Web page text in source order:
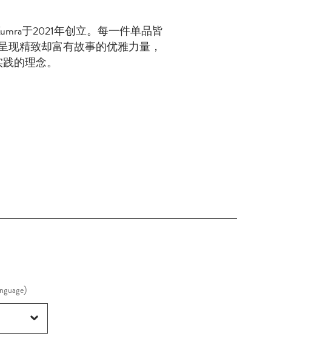
于2021年创立。每一件单品皆
精致却富有故事的优雅力量，
的理念。